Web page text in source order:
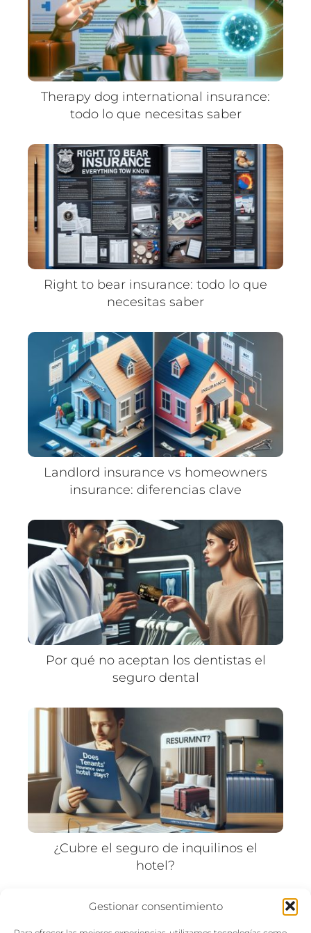
Gestionar consentimiento
Therapy dog international insurance:
todo lo que necesitas saber
Right to bear insurance: todo lo que
necesitas saber
Landlord insurance vs homeowners
insurance: diferencias clave
Por qué no aceptan los dentistas el
seguro dental
¿Cubre el seguro de inquilinos el
hotel?
« 1 2 3 4 5 … 15 »